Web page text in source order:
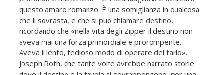
questo amaro romanzo. È una somiglianza in qualcosa
che li sovrasta, e che si può chiamare destino,
ricordando che «nella vita degli Zipper il destino non
aveva mai una forza primordiale e prorompente.
Aveva il lento, tedioso modo di operare del tarlo».
Joseph Roth, che tante volte avrebbe narrato storie